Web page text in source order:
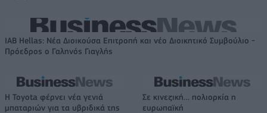
IAB Hellas: Νέα Διοικούσα Επιτροπή και νέο Διοικητικό Συμβούλιο -
Πρόεδρος ο Γαληνός Γιαγλής
Η Toyota φέρνει νέα γενιά
μπαταριών για τα υβριδικά της
Σε κινεζική… πολιορκία η
ευρωπαϊκή